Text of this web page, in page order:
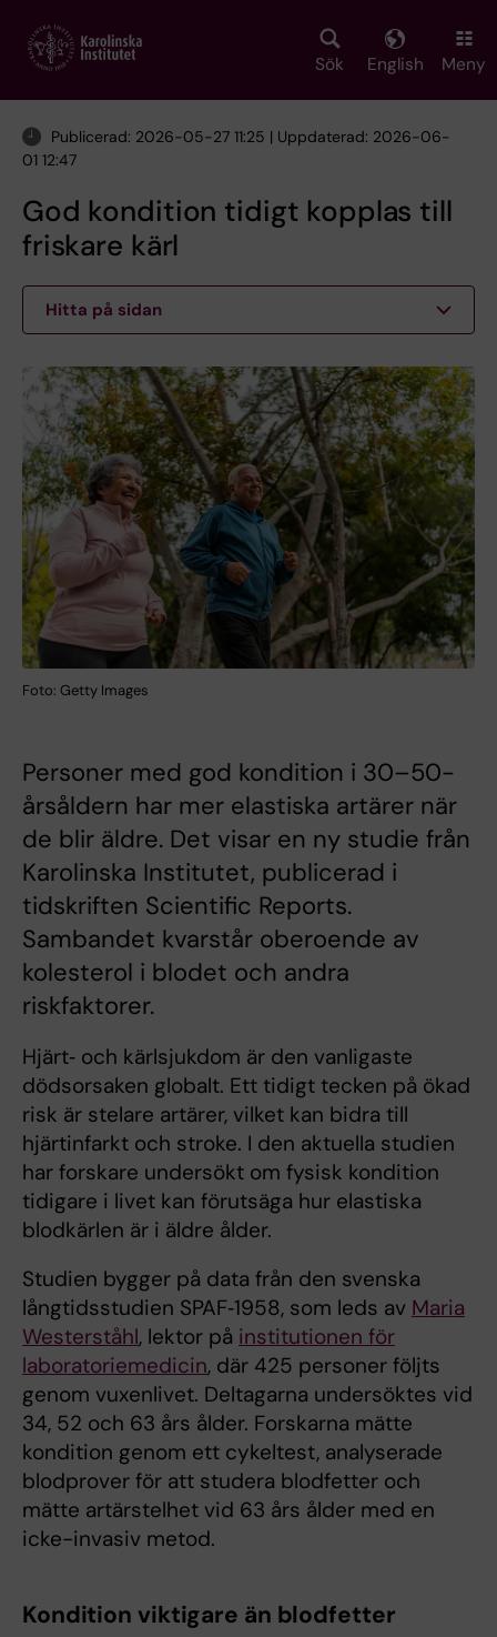
main
Sök English Meny
Publicerad: 2026-05-27 11:25 | Uppdaterad: 2026-06-
01 12:47
God kondition tidigt kopplas till
friskare kärl
Hitta på sidan
Foto: Getty Images
Personer med god kondition i 30–50-
årsåldern har mer elastiska artärer när
de blir äldre. Det visar en ny studie från
Karolinska Institutet, publicerad i
tidskriften Scientific Reports.
Sambandet kvarstår oberoende av
kolesterol i blodet och andra
riskfaktorer.
Hjärt‑ och kärlsjukdom är den vanligaste
dödsorsaken globalt. Ett tidigt tecken på ökad
risk är stelare artärer, vilket kan bidra till
hjärtinfarkt och stroke. I den aktuella studien
har forskare undersökt om fysisk kondition
tidigare i livet kan förutsäga hur elastiska
blodkärlen är i äldre ålder.
Studien bygger på data från den svenska
långtidsstudien SPAF‑1958, som leds av Maria
Westerståhl, lektor på institutionen för
laboratoriemedicin, där 425 personer följts
genom vuxenlivet. Deltagarna undersöktes vid
34, 52 och 63 års ålder. Forskarna mätte
kondition genom ett cykeltest, analyserade
blodprover för att studera blodfetter och
mätte artärstelhet vid 63 års ålder med en
icke-invasiv metod.
Kondition viktigare än blodfetter